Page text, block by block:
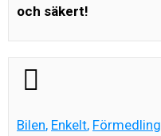
och säkert!
Bilen, Enkelt, Förmedling